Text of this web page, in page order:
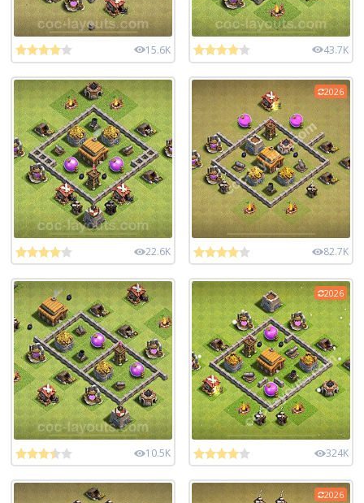
15.6K 43.7K
22.6K
2026
82.7K
10.5K
2026
324K
2026